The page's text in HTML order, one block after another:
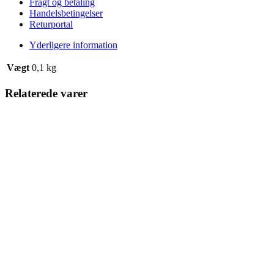
Fragt og betaling
Handelsbetingelser
Returportal
Yderligere information
Vægt 0,1 kg
Relaterede varer